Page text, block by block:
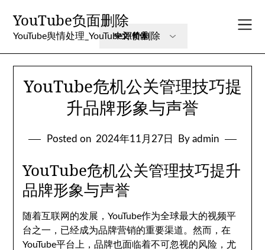
content
YouTube负面删除
YouTube舆情处理_YouTube评价删除
YouTube危机公关管理技巧提
升品牌形象与声誉
Posted on 2024年11月27日 By admin
YouTube危机公关管理技巧提升
品牌形象与声誉
随着互联网的发展，YouTube作为全球最大的视频平
台之一，已经成为品牌营销的重要渠道。然而，在
YouTube平台上，品牌也面临着不可忽视的风险，尤